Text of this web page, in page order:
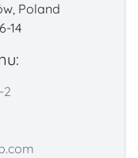
Poland
14
2